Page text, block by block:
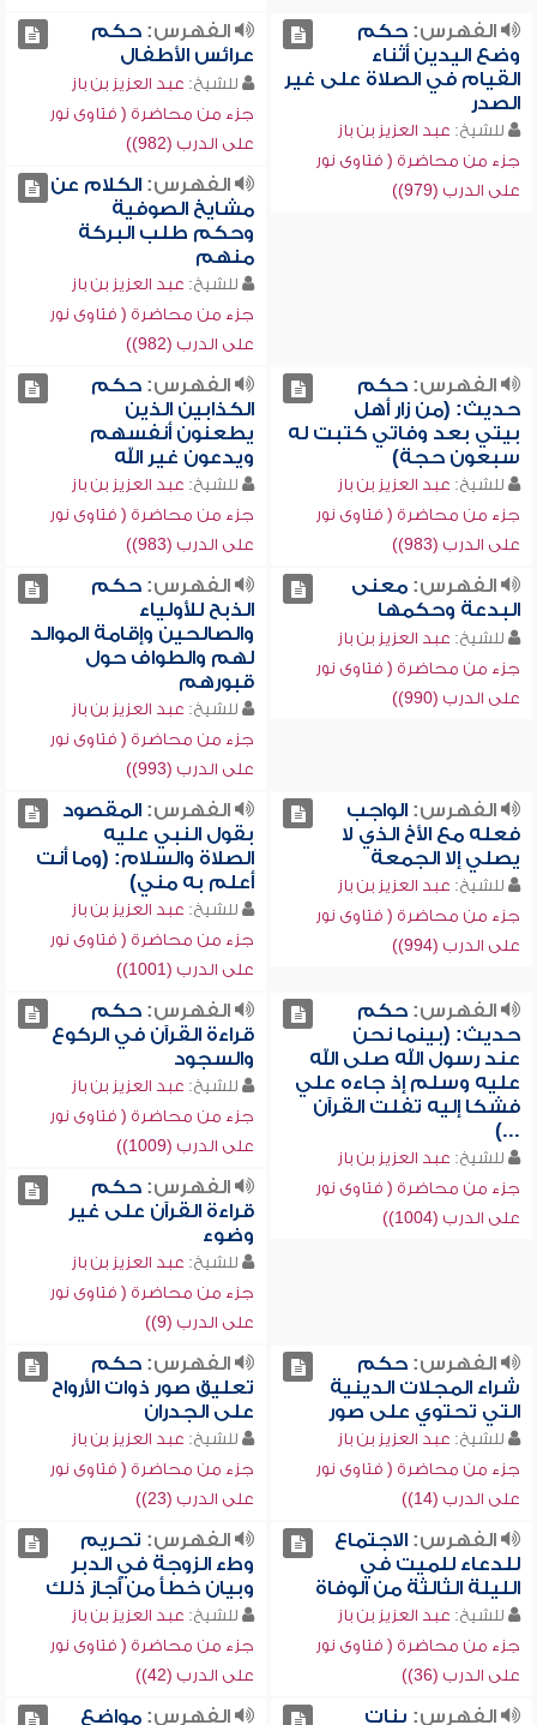
الفهرس:حكم
وضع اليدين أثناء
القيام في الصلاة على غير
الصدر
للشيخ: عبد العزيز بن باز
جزء من محاضرة ( فتاوى نور
على الدرب (979))
الفهرس:حكم
عرائس الأطفال
للشيخ: عبد العزيز بن باز
جزء من محاضرة ( فتاوى نور
على الدرب (982))
الفهرس:الكلام عن
مشايخ الصوفية
وحكم طلب البركة
منهم
للشيخ: عبد العزيز بن باز
جزء من محاضرة ( فتاوى نور
على الدرب (982))
الفهرس:حكم
حديث: (من زار أهل
بيتي بعد وفاتي كتبت له
سبعون حجة)
للشيخ: عبد العزيز بن باز
جزء من محاضرة ( فتاوى نور
على الدرب (983))
الفهرس:حكم
الكذابين الذين
يطعنون أنفسهم
ويدعون غير الله
للشيخ: عبد العزيز بن باز
جزء من محاضرة ( فتاوى نور
على الدرب (983))
الفهرس:معنى
البدعة وحكمها
للشيخ: عبد العزيز بن باز
جزء من محاضرة ( فتاوى نور
على الدرب (990))
الفهرس:حكم
الذبح للأولياء
والصالحين وإقامة الموالد
لهم والطواف حول
قبورهم
للشيخ: عبد العزيز بن باز
جزء من محاضرة ( فتاوى نور
على الدرب (993))
الفهرس:الواجب
فعله مع الأخ الذي لا
يصلي إلا الجمعة
للشيخ: عبد العزيز بن باز
جزء من محاضرة ( فتاوى نور
على الدرب (994))
الفهرس:المقصود
بقول النبي عليه
الصلاة والسلام: (وما أنت
أعلم به مني)
للشيخ: عبد العزيز بن باز
جزء من محاضرة ( فتاوى نور
على الدرب (1001))
الفهرس:حكم
حديث: (بينما نحن
عند رسول الله صلى الله
عليه وسلم إذ جاءه علي
فشكا إليه تفلت القرآن
...)
للشيخ: عبد العزيز بن باز
جزء من محاضرة ( فتاوى نور
على الدرب (1004))
الفهرس:حكم
قراءة القرآن في الركوع
والسجود
للشيخ: عبد العزيز بن باز
جزء من محاضرة ( فتاوى نور
على الدرب (1009))
الفهرس:حكم
قراءة القرآن على غير
وضوء
للشيخ: عبد العزيز بن باز
جزء من محاضرة ( فتاوى نور
على الدرب (9))
الفهرس:حكم
شراء المجلات الدينية
التي تحتوي على صور
للشيخ: عبد العزيز بن باز
جزء من محاضرة ( فتاوى نور
على الدرب (14))
الفهرس:حكم
تعليق صور ذوات الأرواح
على الجدران
للشيخ: عبد العزيز بن باز
جزء من محاضرة ( فتاوى نور
على الدرب (23))
الفهرس:الاجتماع
للدعاء للميت في
الليلة الثالثة من الوفاة
للشيخ: عبد العزيز بن باز
جزء من محاضرة ( فتاوى نور
على الدرب (36))
الفهرس: تحريم
وطء الزوجة في الدبر
وبيان خطأ من أجاز ذلك
للشيخ: عبد العزيز بن باز
جزء من محاضرة ( فتاوى نور
على الدرب (42))
الفهرس: بنات الفهرس:مواضع